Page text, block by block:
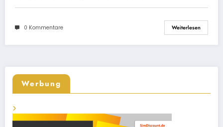
0 Kommentare Weiterlesen
Werbung